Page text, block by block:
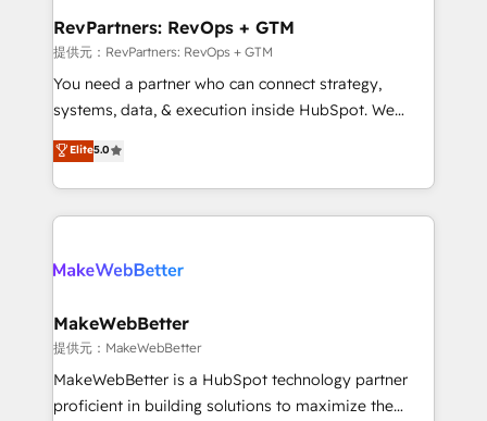
marketing campaigns, & RevOps frameworks that
fuel long-term success We connect the entire
customer lifecycle through seamless integrations,
ensure long-term adoption with change-
and service to drive sustainable growth With 6 key
HubSpot accreditations and experience across
RevPartners: RevOps + GTM
提供元：RevPartners: RevOps + GTM
You need a partner who can connect strategy,
systems, data, & execution inside HubSpot. We
bridge the gap where most agencies fall short by
combining GTM strategy with technical execution to
solve the right problem with the right solution. As the
only firm in the world to hold Elite Partner
clients gain a unique advantage in CRM architecture,
market execution. Why B2B Businesses Choose RP: -
Secure: Soc2 compliant 🛡️ - Pricing: Implementations
starting at $1,5k 💵 - Speed: Launch in 14 days ⚡ -
Global: 75+ RPers across five continents 🌐 - Scale:
Elite5.0
MakeWebBetter
提供元：MakeWebBetter
MakeWebBetter is a HubSpot technology partner
proficient in building solutions to maximize the